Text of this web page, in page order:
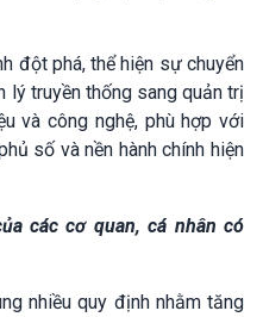
đột phá, thể hiện sự chuyển
truyền thống sang quản trị
và công nghệ, phù hợp với
số và nền hành chính hiện
các cơ quan, cá nhân có
nhiều quy định nhằm tăng